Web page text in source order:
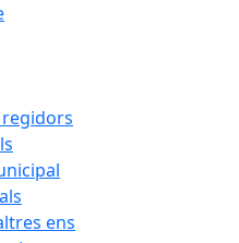
ens